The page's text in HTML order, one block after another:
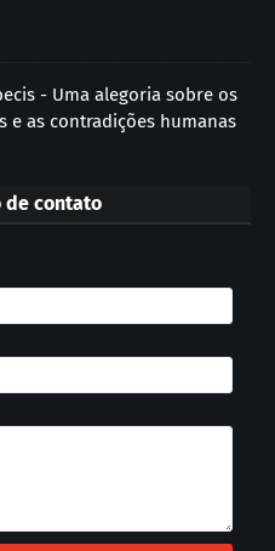
- Uma alegoria sobre os
e as contradições humanas
de contato